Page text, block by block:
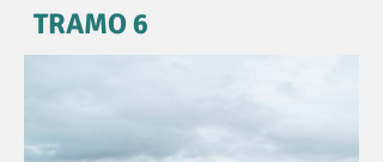
TRAMO 6